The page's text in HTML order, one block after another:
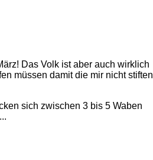
Das Volk ist aber auch wirklich
müssen damit die mir nicht stiften
sich zwischen 3 bis 5 Waben